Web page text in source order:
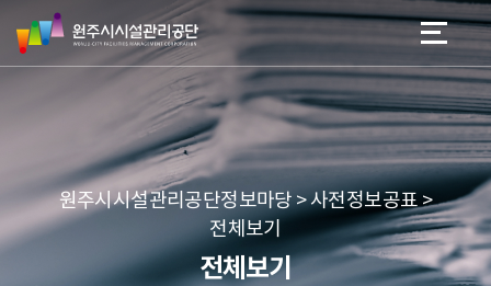
네
본문 바로가기
메뉴 바로가기
원
주
시
리
공
단
원주시시설관리공단정보마당 > 사전정보공표 >
전체보기
전체보기